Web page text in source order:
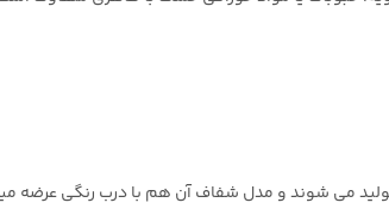
می شوند و مدل شفاف آن هم با درب رنگی عرضه